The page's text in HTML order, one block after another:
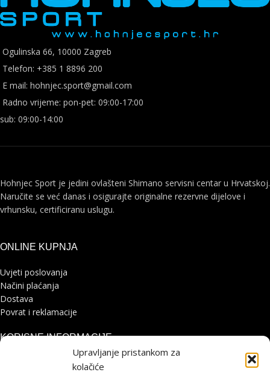
Upravljanje pristankom za
kolačiće
Ogulinska 66, 10000 Zagreb
Telefon: +385 1 8896 200
E mail: hohnjec.sport@gmail.com
Radno vrijeme: pon-pet: 09:00-17:00
sub: 09:00-14:00
Hohnjec Sport je jedini ovlašteni Shimano servisni centar u Hrvatskoj.
Naručite se već danas i osigurajte originalne rezervne dijelove i
vrhunsku, certificiranu uslugu.
ONLINE KUPNJA
Uvjeti poslovanja
Načini plaćanja
Dostava
Povrat i reklamacije
KORISNE INFORMACIJE
Zaštita osobnih podataka